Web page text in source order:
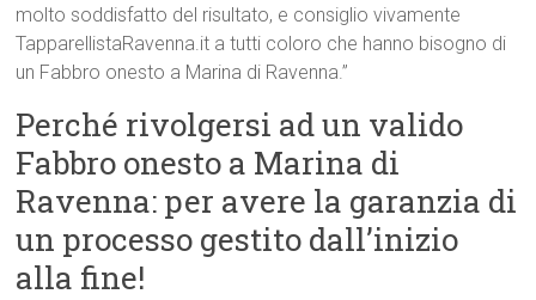
molto soddisfatto del risultato, e consiglio vivamente
TapparellistaRavenna.it a tutti coloro che hanno bisogno di
un Fabbro onesto a Marina di Ravenna.”
Perché rivolgersi ad un valido
Fabbro onesto a Marina di
Ravenna: per avere la garanzia di
un processo gestito dall’inizio
alla fine!